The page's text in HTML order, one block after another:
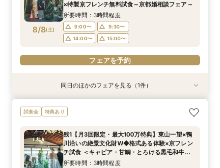
8/8(土)
×特製京フレンチ無料試食～京都婚相談フェア～
所要時間：3時間程度
9:00〜
9:30〜
14:00〜
15:00〜
フェアを予約
特典あり
8/8(土)
《少人数専用会場が大好評！》家族の絆を結ぶ
アットホームな少人数ウエディングフェア【挙式
試食付き】
所要時間：3時間程度
9:00〜
9:30〜
14:00〜
15:00〜
同日のほかのフェアを見る（1件）
試食会 特典あり
残1【月3回限定・最大100万特典】東山一望×鴨
川沿いの絶景文化財W◆格式ある体験×京フレン
チ試食 ＜キャビア・甘鯛・とろける黒毛和牛な
ど豪華2万円相当コースを無料で堪能＞
所要時間：3時間程度